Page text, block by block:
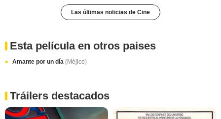
Las últimas noticias de Cine
Esta película en otros paises
Amante por un día (Méjico)
Tráilers destacados